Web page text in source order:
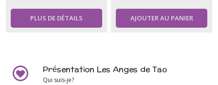
PLUS DE DÉTAILS AJOUTER AU PANIER
Présentation Les Anges de Tao
Qui suis-je?